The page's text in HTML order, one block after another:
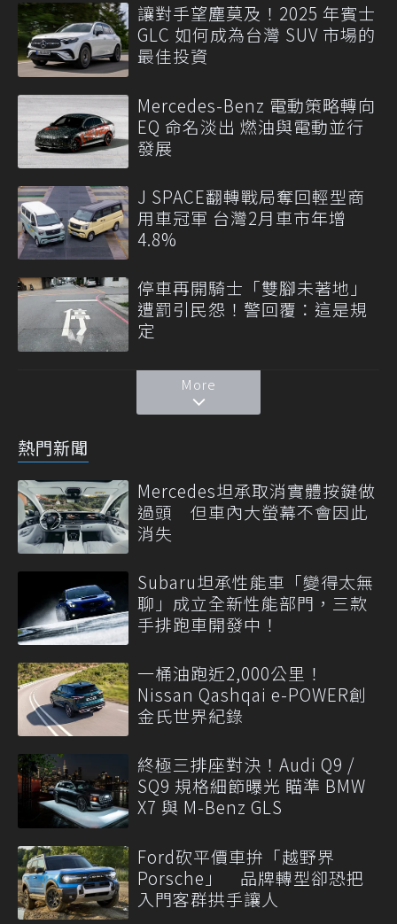
讓對手望塵莫及！2025 年賓士
GLC 如何成為台灣 SUV 市場的
最佳投資
Mercedes-Benz 電動策略轉向
EQ 命名淡出 燃油與電動並行
發展
J SPACE翻轉戰局奪回輕型商
用車冠軍 台灣2月車市年增
4.8%
停車再開騎士「雙腳未著地」
遭罰引民怨！警回覆：這是規
定
More
熱門新聞
Mercedes坦承取消實體按鍵做
過頭 但車內大螢幕不會因此
消失
Subaru坦承性能車「變得太無
聊」成立全新性能部門，三款
手排跑車開發中！
一桶油跑近2,000公里！
Nissan Qashqai e-POWER創
金氏世界紀錄
終極三排座對決！Audi Q9 /
SQ9 規格細節曝光 瞄準 BMW
X7 與 M-Benz GLS
Ford砍平價車拚「越野界
Porsche」 品牌轉型卻恐把
入門客群拱手讓人